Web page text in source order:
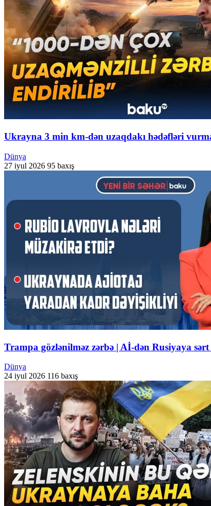
Ukrayna 3 min km-dən uzaqdakı hədəfləri
Dünya
27 iyul 2026 95 baxış
Trampa gözlənilməz zərbə | Aİ-dən Rusiyaya
Dünya
24 iyul 2026 116 baxış